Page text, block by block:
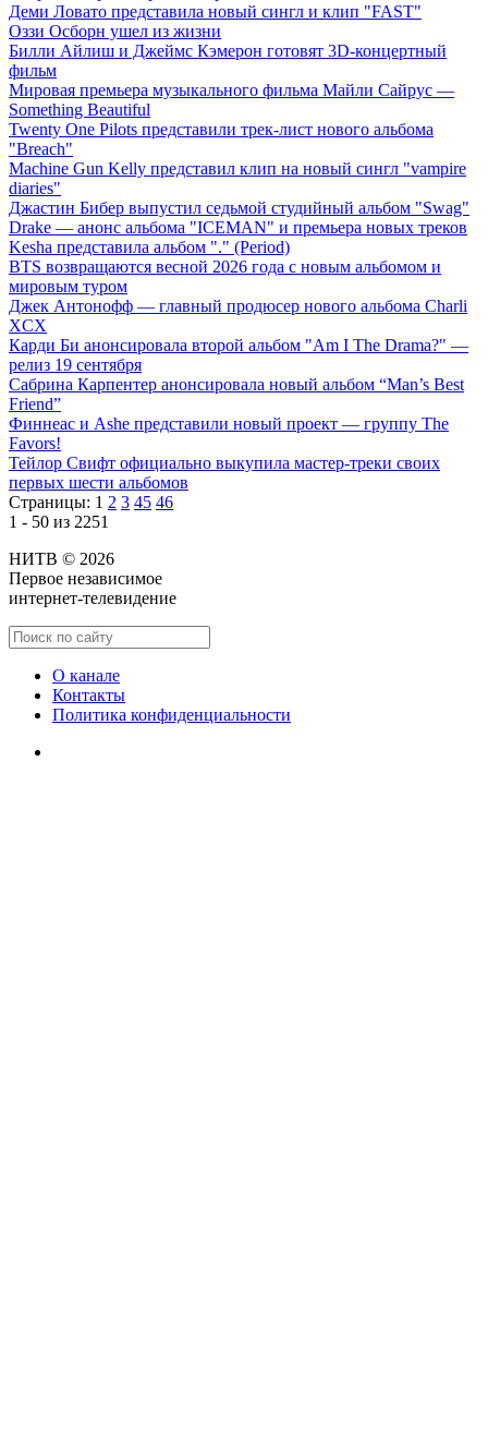
Деми Ловато представила новый сингл и клип "FAST"
Оззи Осборн ушел из жизни
Билли Айлиш и Джеймс Кэмерон готовят 3D-концертный
фильм
Мировая премьера музыкального фильма Майли Сайрус —
Something Beautiful
Twenty One Pilots представили трек-лист нового альбома
"Breach"
Machine Gun Kelly представил клип на новый сингл "vampire
diaries"
Джастин Бибер выпустил седьмой студийный альбом "Swag"
Drake — анонс альбома "ICEMAN" и премьера новых треков
Kesha представила альбом "." (Period)
BTS возвращаются весной 2026 года с новым альбомом и
мировым туром
Джек Антонофф — главный продюсер нового альбома Charli
XCX
Карди Би анонсировала второй альбом "Am I The Drama?" —
релиз 19 сентября
Сабрина Карпентер анонсировала новый альбом “Man’s Best
Friend”
Финнеас и Ashe представили новый проект — группу The
Favors!
Тейлор Свифт официально выкупила мастер-треки своих
первых шести альбомов
Страницы: 1 2 3 45 46
1 - 50 из 2251
НИТВ © 2026
Первое независимое
интернет-телевидение
О канале
Контакты
Политика конфиденциальности